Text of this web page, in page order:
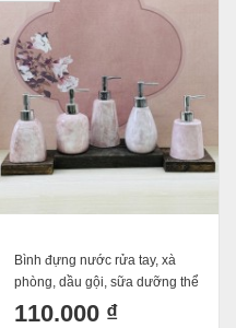
Bình đựng nước rửa tay, xà
phòng, dầu gội, sữa dưỡng thể
màu hồng Bát Tràng
110.000 ₫